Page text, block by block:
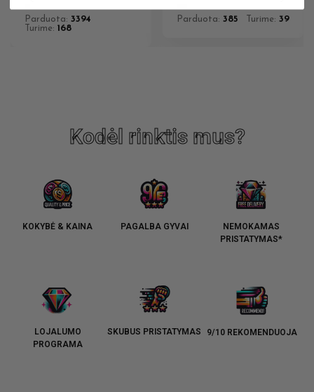
Parduota: 3394
Turime: 168
Parduota: 385 Turime: 39
Kodėl rinktis mus?
KOKYBĖ & KAINA PAGALBA GYVAI
NEMOKAMAS
PRISTATYMAS*
LOJALUMO
PROGRAMA
SKUBUS PRISTATYMAS 9/10 REKOMENDUOJA